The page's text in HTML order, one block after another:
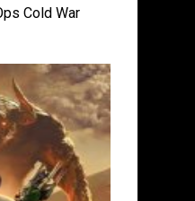
Cold War